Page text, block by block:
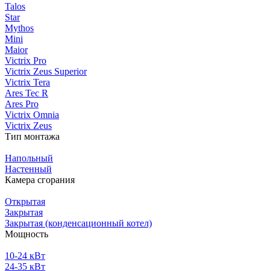
Talos
Star
Mythos
Mini
Maior
Victrix Pro
Victrix Zeus Superior
Victrix Tera
Ares Tec R
Ares Pro
Victrix Omnia
Victrix Zeus
Тип монтажа
Напольный
Настенный
Камера сгорания
Открытая
Закрытая
Закрытая (конденсационный котел)
Мощность
10-24 кВт
24-35 кВт